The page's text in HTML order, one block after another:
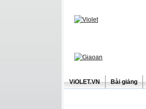
ViOLET.VN Bài giảng